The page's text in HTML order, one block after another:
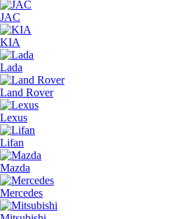
JAC
KIA
Lada
Land Rover
Lexus
Lifan
Mazda
Mercedes